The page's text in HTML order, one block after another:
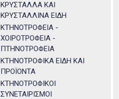
ΚΡΥΣΤΑΛΛΑ ΚΑΙ
ΚΡΥΣΤΑΛΛΙΝΑ ΕΙΔΗ
ΚΤΗΝΟΤΡΟΦΕΙΑ -
ΧΟΙΡΟΤΡΟΦΕΙΑ -
ΠΤΗΝΟΤΡΟΦΕΙΑ
ΚΤΗΝΟΤΡΟΦΙΚΑ ΕΙΔΗ ΚΑΙ
ΠΡΟΪΟΝΤΑ
ΚΤΗΝΟΤΡΟΦΙΚΟΙ
ΣΥΝΕΤΑΙΡΙΣΜΟΙ